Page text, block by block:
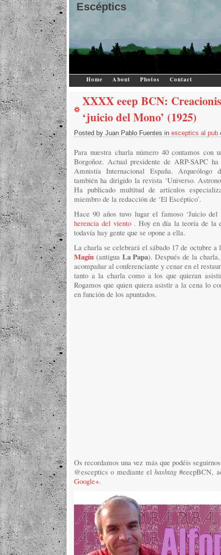
Escéptics
Home About Photos Contact
XXXX eeep BCN:
‘juicio del Mono’ (1925)
Posted by Juan Pablo Fuentes in esceptics al pub
Para nuestra charla número 40 contamos con
Borgoñoz. Actual presidente de ARP-SAPC
Amnistía Internacional España. Arqueólogo
también ha dirigido la revista ‘Universo.
Ha publicado multitud de artículos
miembro de la redacción de ‘El Escéptico’.
Hace 90 años tuvo lugar el famoso ‘Juicio
herencia del viento . Hoy en día la teoría de la
todavía hay gente que se opone a ella.
La charla se celebrará el sábado 17 de octubre a
Magín (antigua La Papa). Después de la
acompañar al conferenciante y cenar en el
tanto a la charla como a los que quieran
Rogamos que quien quiera asistir a la cena lo
en función de los apuntados.
Os recordamos una vez más que podéis
@esceptics o mediante el hashtag #eeepBCN,
Google+.